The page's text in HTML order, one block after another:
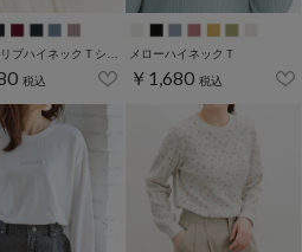
税込
メローハイネックＴ
￥1,680 税込